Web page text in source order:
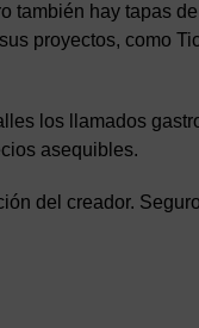
también hay tapas
proyectos, como
los llamados
asequibles.
del creador.